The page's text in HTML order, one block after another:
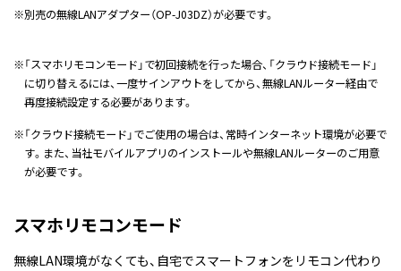
※別売の無線LANアダプター（OP-J03DZ）が必要です。
※「スマホリモコンモード」で初回接続を行った場合、「クラウド接続モード」
に切り替えるには、一度サインアウトをしてから、無線LANルーター経由で
再度接続設定する必要があります。
※「クラウド接続モード」でご使用の場合は、常時インターネット環境が必要で
す。また、当社モバイルアプリのインストールや無線LANルーターのご用意
が必要です。
スマホリモコンモード
無線LAN環境がなくても、自宅でスマートフォンをリモコン代わり